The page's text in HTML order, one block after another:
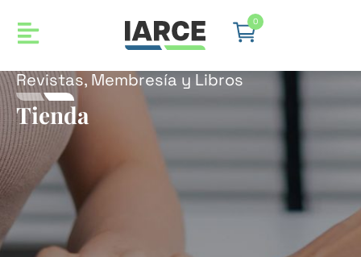
0
Revistas, Membresía y Libros
Tienda